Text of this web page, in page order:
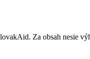
Za obsah nesie